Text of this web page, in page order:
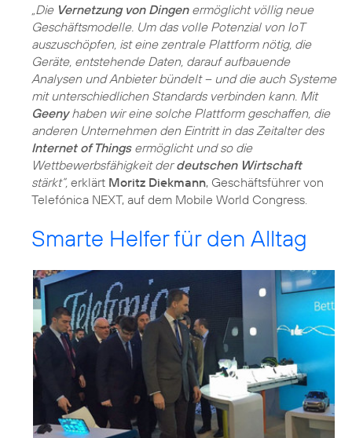
„Die Vernetzung von Dingenermöglicht völlig neue
Geschäftsmodelle. Um das volle Potenzial von IoT
auszuschöpfen, ist eine zentrale Plattform nötig, die
Geräte, entstehende Daten, darauf aufbauende
Analysen und Anbieter bündelt – und die auch Systeme
mit unterschiedlichen Standards verbinden kann. Mit
Geenyhaben wir eine solche Plattform geschaffen, die
anderen Unternehmen den Eintritt in das Zeitalter des
Internet of Thingsermöglicht und so die
Wettbewerbsfähigkeit derdeutschen Wirtschaft
stärkt“, erklärt Moritz Diekmann, Geschäftsführer von
Telefónica NEXT, auf dem Mobile World Congress.
Smarte Helfer für den Alltag